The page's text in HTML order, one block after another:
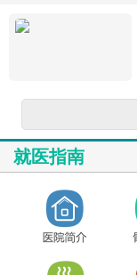
就医指南